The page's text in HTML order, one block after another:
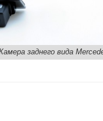
заднего вида